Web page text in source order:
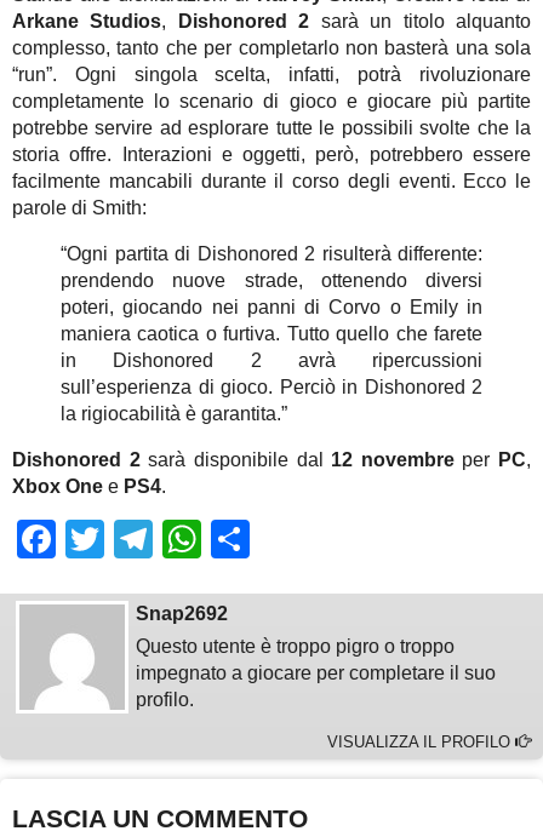
Arkane Studios, Dishonored 2 sarà un titolo alquanto
complesso, tanto che per completarlo non basterà una sola
“run”. Ogni singola scelta, infatti, potrà rivoluzionare
completamente lo scenario di gioco e giocare più partite
potrebbe servire ad esplorare tutte le possibili svolte che la
storia offre. Interazioni e oggetti, però, potrebbero essere
facilmente mancabili durante il corso degli eventi. Ecco le
parole di Smith:
“Ogni partita di Dishonored 2 risulterà differente:
prendendo nuove strade, ottenendo diversi
poteri, giocando nei panni di Corvo o Emily in
maniera caotica o furtiva. Tutto quello che farete
in Dishonored 2 avrà ripercussioni
sull’esperienza di gioco. Perciò in Dishonored 2
la rigiocabilità è garantita.”
Dishonored 2sarà disponibile dal 12 novembreper PC,
Xbox One e PS4.
Facebook
Twitter
Telegram
WhatsApp
Snap2692
Questo utente è troppo pigro o troppo
impegnato a giocare per completare il suo
profilo.
VISUALIZZA IL PROFILO
LASCIA UN COMMENTO